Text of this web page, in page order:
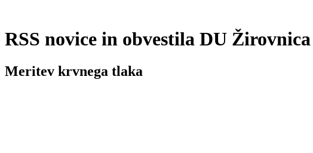
RSS novice in obvestila DU Žirovnica
Meritev krvnega tlaka